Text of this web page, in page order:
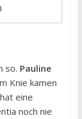
so. Pauline
Knie kamen
eine
noch nie